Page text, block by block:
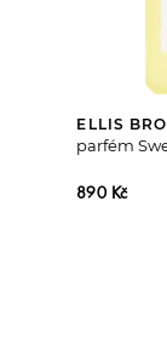
ELLIS
parfém
890 Kč